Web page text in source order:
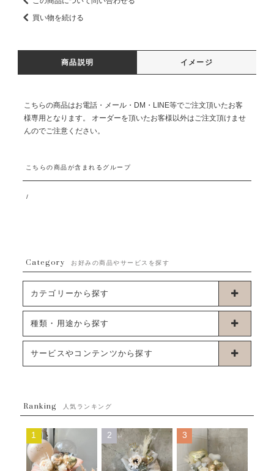
買い物を続ける
商品説明 イメージ
こちらの商品はお電話・メール・DM・LINE等でご注文頂いたお客
様専用となります。 オーダーを頂いたお客様以外はご注文頂けませ
んのでご注意ください。
こちらの商品が含まれるグループ
/
Category お好みの商品やサービスを探す
カテゴリーから探す
卓上タイプバルーン
ブーケタイプバルーン
ムーンリットバルーン
コンフェッティバルーン
フリンジバルーン
種類・用途から探す
お誕生日
開店・周年祝い
サービスやコンテンツから探す
発送について
Q&A
メッセージカード・電報について
Ranking 人気ランキング
1 2 3